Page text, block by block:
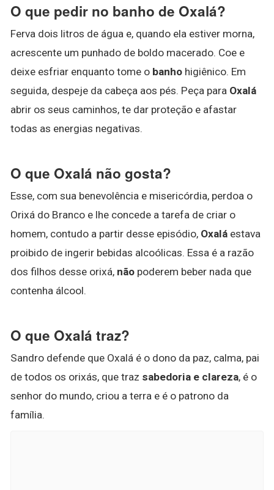
O que pedir no banho de Oxalá?
Ferva dois litros de água e, quando ela estiver morna,
acrescente um punhado de boldo macerado. Coe e
deixe esfriar enquanto tome o banho higiênico. Em
seguida, despeje da cabeça aos pés. Peça para Oxalá
abrir os seus caminhos, te dar proteção e afastar
todas as energias negativas.
O que Oxalá não gosta?
Esse, com sua benevolência e misericórdia, perdoa o
Orixá do Branco e lhe concede a tarefa de criar o
homem, contudo a partir desse episódio, Oxalá estava
proibido de ingerir bebidas alcoólicas. Essa é a razão
dos filhos desse orixá, não poderem beber nada que
contenha álcool.
O que Oxalá traz?
Sandro defende que Oxalá é o dono da paz, calma, pai
de todos os orixás, que traz sabedoria e clareza, é o
senhor do mundo, criou a terra e é o patrono da
família.